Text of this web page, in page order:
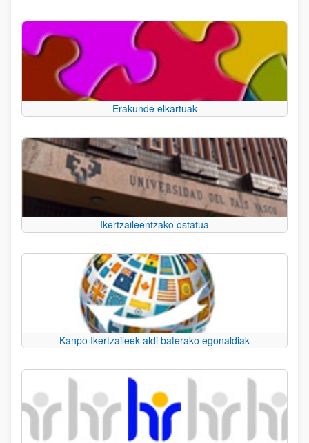
Erakunde elkartuak
Ikertzaileentzako ostatua
Kanpo Ikertzaileek aldi baterako egonaldiak